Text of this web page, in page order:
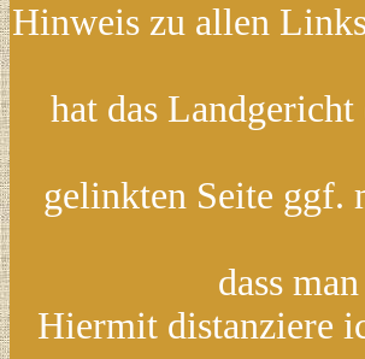
Hinweis zu allen
hat das
gelinkten Seite ggf.
dass
Hiermit distanziere